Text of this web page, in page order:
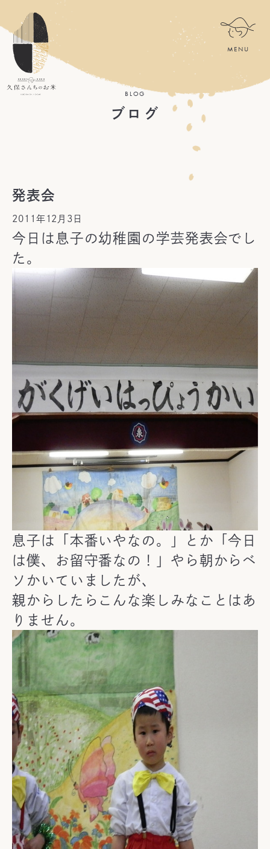
BLOG
ブログ
発表会
2011年12月3日
今日は息子の幼稚園の学芸発表会でし
た。
息子は「本番いやなの。」とか「今日
は僕、お留守番なの！」やら朝からベ
ソかいていましたが、
親からしたらこんな楽しみなことはあ
りません。